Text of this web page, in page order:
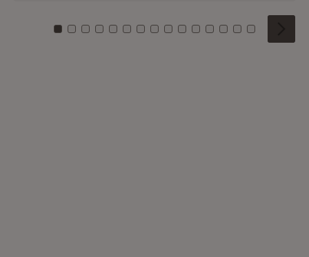
Zu Kachel: 0
Zu Kachel: 1
Zu Kachel: 2
Zu Kachel: 3
Zu Kachel: 4
Zu Kachel: 5
Zu Kachel: 6
Zu Kachel: 7
Zu Kachel: 8
Zu Kachel: 9
Zu Kachel: 10
Zu Kachel: 11
Zu Kachel: 12
Zu Kachel:
Zu